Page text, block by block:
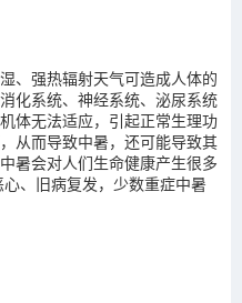
、强热辐射天气可造成人体的
化系统、神经系统、泌尿系统
体无法适应，引起正常生理功
从而导致中暑，还可能导致其
暑会对人们生命健康产生很多
、旧病复发，少数重症中暑